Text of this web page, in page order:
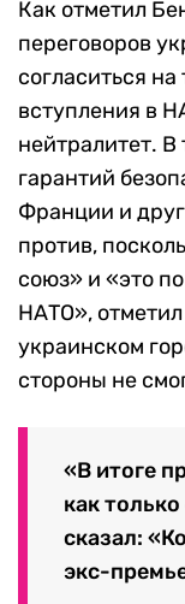
Как отметил
переговоров
согласиться
вступления в
нейтралитет.
гарантий
Франции и
против,
союз» и «это
НАТО»,
украинском
стороны не
«В итоге
как
сказал:
экс-